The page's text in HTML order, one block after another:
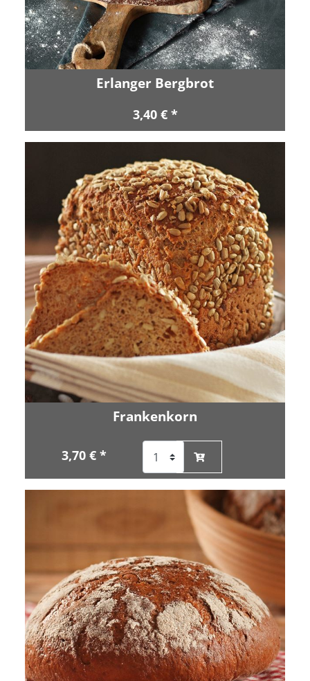
Erlanger Bergbrot
3,40 € *
Frankenkorn
3,70 € *